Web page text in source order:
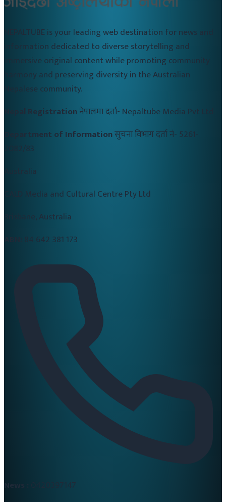
NEPALTUBE is your leading web destination for news and
information dedicated to diverse storytelling and
immersive original content while promoting community
harmony and preserving diversity in the Australian
Nepalese community.
Nepal Registrationनेपालमा दर्ता- Nepaltube Media Pvt Ltd
Department of Informationसुचना विभाग दर्ता नं- 5261-
2082/83
Australia
CALD Media and Cultural Centre Pty Ltd
Brisbane, Australia
84 642 381 173